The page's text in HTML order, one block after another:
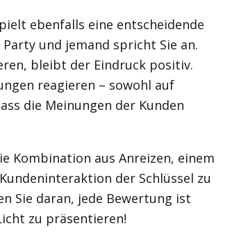
ebenfalls eine entscheidende
und jemand spricht Sie an.
bleibt der Eindruck positiv.
reagieren – sowohl auf
die Meinungen der Kunden
Kombination aus Anreizen, einem
der Schlüssel zu
Sie daran, jede Bewertung ist
zu präsentieren!